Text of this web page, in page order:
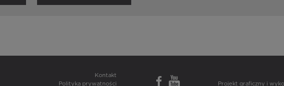
Kontakt
Polityka prywatności
Projekt graficzny i